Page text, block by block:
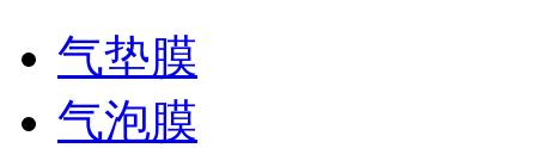
气垫膜
气泡膜